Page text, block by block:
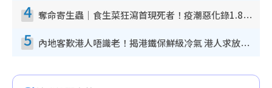
4 奪命寄生蟲｜食生菜狂瀉首現死者！疫潮惡化錄1.8萬宗病例 揭洗菜3大謬誤
5 內地客歎港人唔識老！揭港鐵保鮮級冷氣 港人求放過：咪投訴